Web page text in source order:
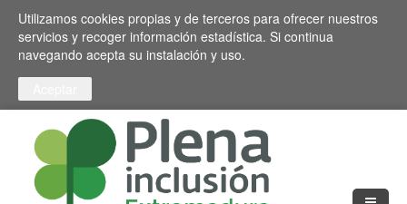
Pasar al contenido principal
Toggle high contrast
Utilizamos cookies propias y de terceros para ofrecer nuestros
servicios y recoger información estadística. Si continua
navegando acepta su instalación y uso.